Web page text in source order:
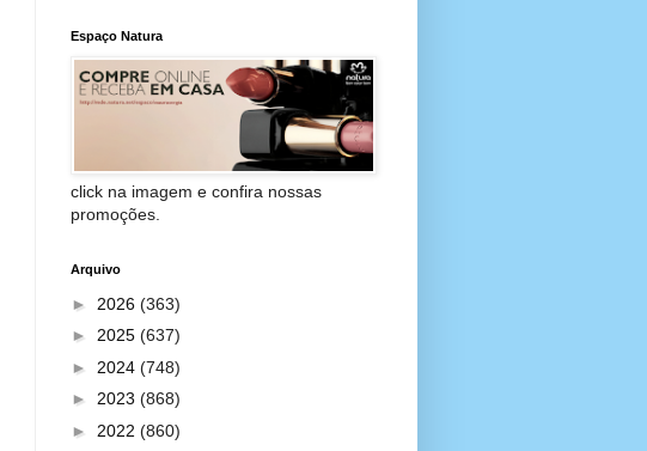
Espaço Natura
click na imagem e confira nossas
promoções.
Arquivo
► 2026 (363)
► 2025 (637)
► 2024 (748)
► 2023 (868)
► 2022 (860)